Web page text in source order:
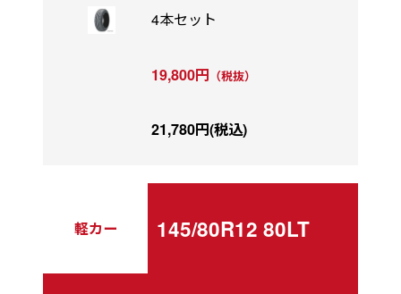
4本セット
19,800円 （税抜）
21,780円(税込)
軽カー 145/80R12 80LT